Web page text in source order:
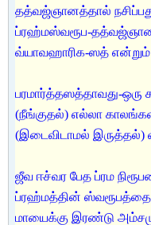
தத்வஜ்ஞானத்தால்
ப்ரஹ்மஸ்வரூப-
வ்யாவஹாரிக-ஸத் என்றும்
பரமார்த்தஸத்தாவது-ஒரு
(நீங்குதல்) எல்லா
(இடைவிடாமல் இருத்தல்)
ஜீவ ஈச்வர பேத ப்ரம
ப்ரஹ்மத்தின்
மாயைக்கு இரண்டு